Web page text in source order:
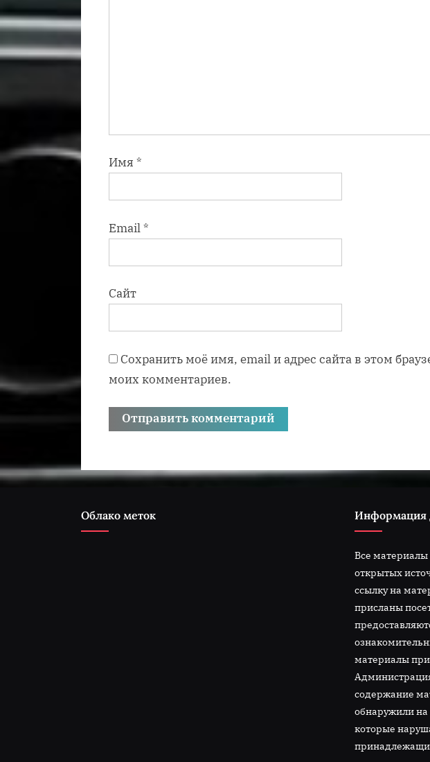
Имя *
Email*
Сайт
Сохранить моё имя, email и адрес сайта в этом
моих комментариев.
Облако меток Информация
Все материалы
открытых
ссылку на
присланы
материалы
содержание
обнаружили
которые